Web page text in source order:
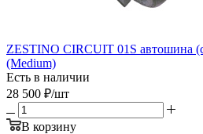
ZESTINO CIRCUIT 01S автошина
(Medium)
Есть в наличии
28 500 ₽/шт
В корзину